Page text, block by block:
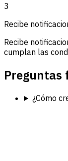
3
Recibe
Recibe
cumplan las
Preguntas
¿Cómo